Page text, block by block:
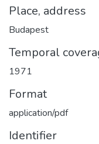
Place, address
Budapest
Temporal
1971
Format
application/pdf
Identifier